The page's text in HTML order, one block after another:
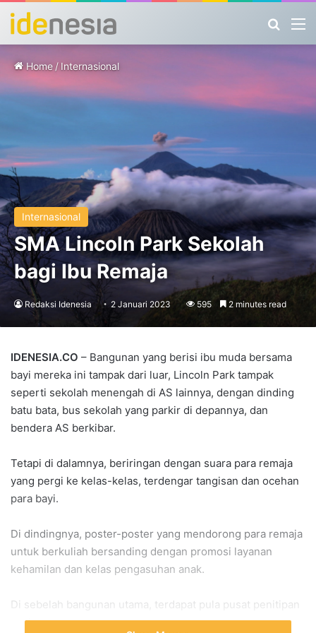
Home / Internasional
Internasional
SMA Lincoln Park Sekolah
bagi Ibu Remaja
Redaksi Idenesia 2 Januari 2023 595 2 minutes read
IDENESIA.CO – Bangunan yang berisi ibu muda bersama
bayi mereka ini tampak dari luar, Lincoln Park tampak
seperti sekolah menengah di AS lainnya, dengan dinding
batu bata, bus sekolah yang parkir di depannya, dan
bendera AS berkibar.
Tetapi di dalamnya, beriringan dengan suara para remaja
yang pergi ke kelas-kelas, terdengar tangisan dan ocehan
para bayi.
Di dindingnya, poster-poster yang mendorong para remaja
untuk berkuliah bersanding dengan promosi layanan
kehamilan dan kelas pengasuhan anak.
Di sebelah bangunan utama, terdapat pula pusat penitipan
anak.